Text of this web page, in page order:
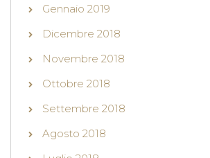
Gennaio 2019
Dicembre 2018
Novembre 2018
Ottobre 2018
Settembre 2018
Agosto 2018